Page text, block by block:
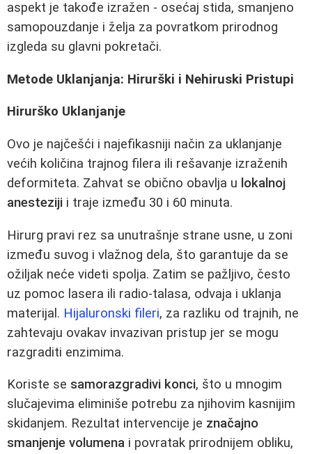
aspekt je takođe izražen - osećaj stida, smanjeno
samopouzdanje i želja za povratkom prirodnog
izgleda su glavni pokretači.
Metode Uklanjanja: Hirurški i Nehiruski Pristupi
Hirurško Uklanjanje
Ovo je najčešći i najefikasniji način za uklanjanje
većih količina trajnog filera ili rešavanje izraženih
deformiteta. Zahvat se obično obavlja u lokalnoj
anesteziji i traje između 30 i 60 minuta.
Hirurg pravi rez sa unutrašnje strane usne, u zoni
između suvog i vlažnog dela, što garantuje da se
ožiljak neće videti spolja. Zatim se pažljivo, često
uz pomoc lasera ili radio-talasa, odvaja i uklanja
materijal. Hijaluronski fileri, za razliku od trajnih, ne
zahtevaju ovakav invazivan pristup jer se mogu
razgraditi enzimima.
Koriste se samorazgradivi konci, što u mnogim
slučajevima eliminiše potrebu za njihovim kasnijim
skidanjem. Rezultat intervencije je značajno
smanjenje volumena i povratak prirodnijem obliku,